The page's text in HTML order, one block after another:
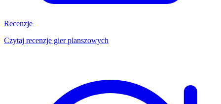
Recenzje
Czytaj recenzje gier planszowych